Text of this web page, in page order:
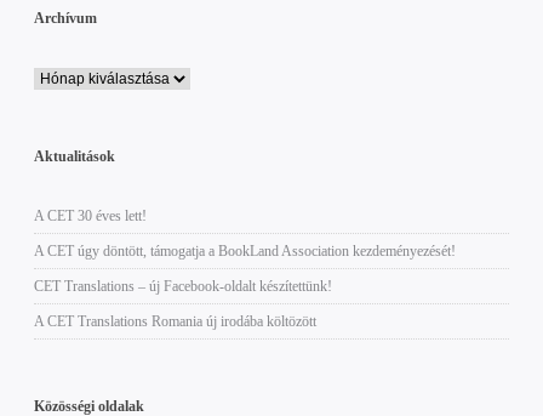
Archívum
Aktualitások
A CET 30 éves lett!
A CET úgy döntött, támogatja a BookLand Association kezdeményezését!
CET Translations – új Facebook-oldalt készítettünk!
A CET Translations Romania új irodába költözött
Közösségi oldalak